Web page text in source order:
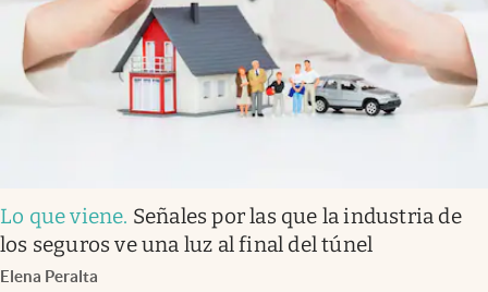
Lo que viene. Señales por las que la industria de
los seguros ve una luz al final del túnel
Elena Peralta